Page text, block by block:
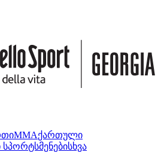
MMAქართული
სხვა